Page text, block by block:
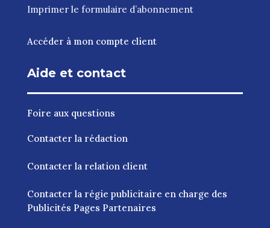
Imprimer le formulaire d’abonnement
Accéder à mon compte client
Aide et contact
Foire aux questions
Contacter la rédaction
Contacter la relation client
Contacter la régie publicitaire en charge des
Publicités Pages Partenaires